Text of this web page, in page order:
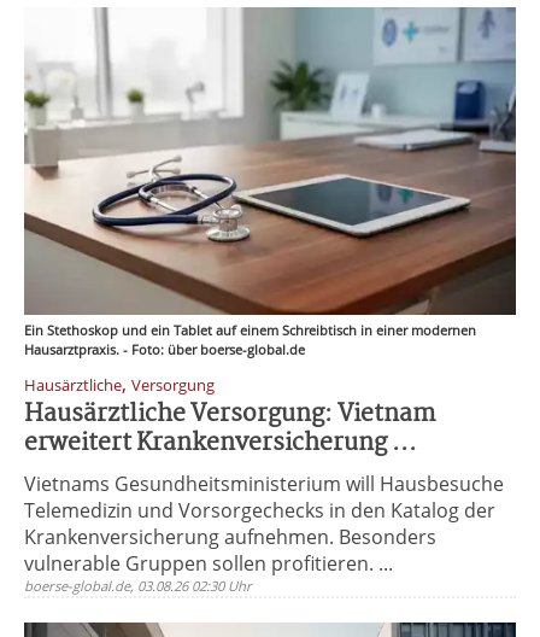
Ein Stethoskop und ein Tablet auf einem Schreibtisch in einer modernen
Hausarztpraxis. - Foto: über boerse-global.de
Hausärztliche, Versorgung
Hausärztliche Versorgung: Vietnam
erweitert Krankenversicherung ...
Vietnams Gesundheitsministerium will Hausbesuche
Telemedizin und Vorsorgechecks in den Katalog der
Krankenversicherung aufnehmen. Besonders
vulnerable Gruppen sollen profitieren. ...
boerse-global.de, 03.08.26 02:30 Uhr